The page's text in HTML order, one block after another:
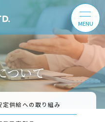
ついて
定供給への取り組み